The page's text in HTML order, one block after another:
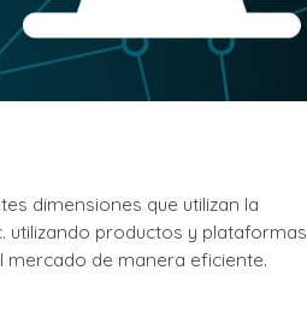
dimensiones que utilizan la
utilizando productos y plataformas
de manera eficiente.